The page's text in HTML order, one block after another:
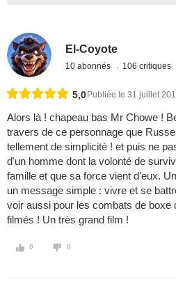
El-Coyote
10 abonnés 106 critiques
5,0 Publiée le 31 juillet
Alors là ! chapeau bas Mr Chowe !
travers de ce personnage que
tellement de simplicité ! et puis ne
d'un homme dont la volonté de
famille et que sa force vient d'eux.
un message simple : vivre et se
voir aussi pour les combats de boxe
filmés ! Un très grand film !
0 0